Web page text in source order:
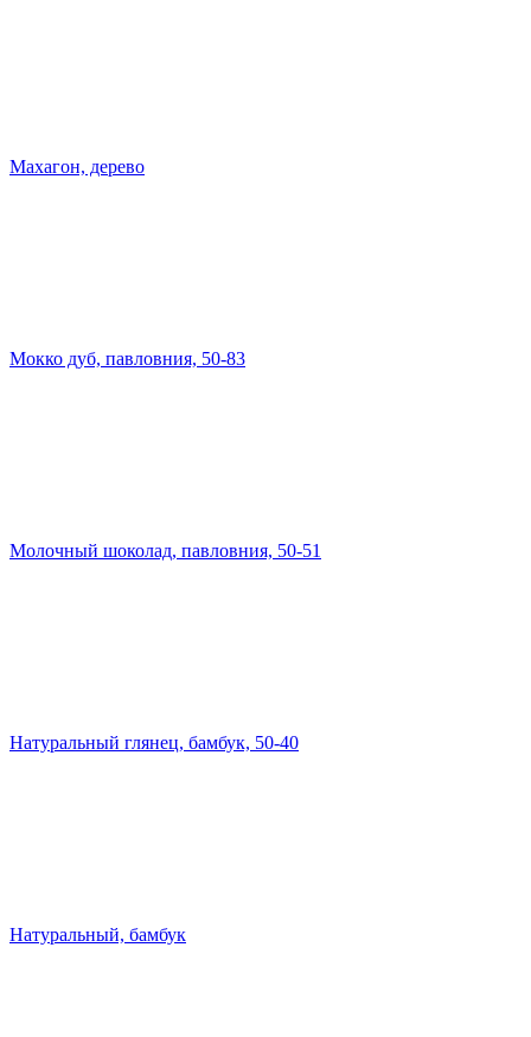
Махагон, дерево
Мокко дуб, павловния, 50-83
Молочный шоколад, павловния, 50-51
Натуральный глянец, бамбук, 50-40
Натуральный, бамбук